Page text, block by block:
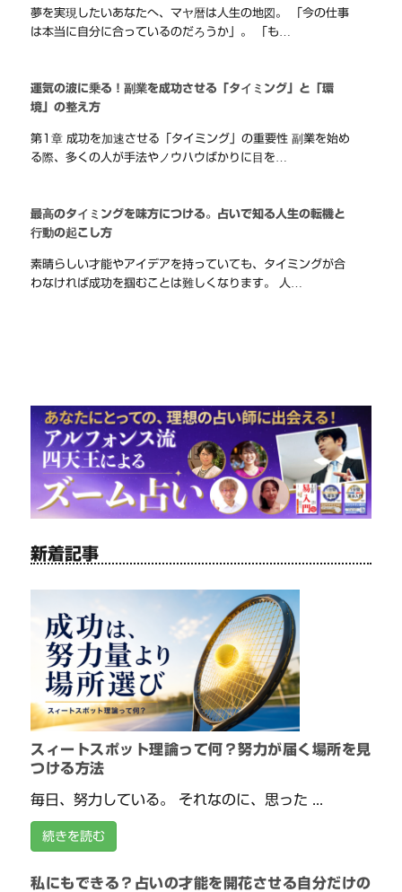
夢を実現したいあなたへ、マヤ暦は人生の地図。 「今の仕事
は本当に自分に合っているのだろうか」。 「も…
運気の波に乗る！副業を成功させる「タイミング」と「環
境」の整え方
第1章 成功を加速させる「タイミング」の重要性 副業を始め
る際、多くの人が手法やノウハウばかりに目を…
最高のタイミングを味方につける。占いで知る人生の転機と
行動の起こし方
素晴らしい才能やアイデアを持っていても、タイミングが合
わなければ成功を掴むことは難しくなります。 人…
新着記事
スィートスポット理論って何？努力が届く場所を見
つける方法
毎日、努力している。 それなのに、思った ...
続きを読む
私にもできる？占いの才能を開花させる自分だけの